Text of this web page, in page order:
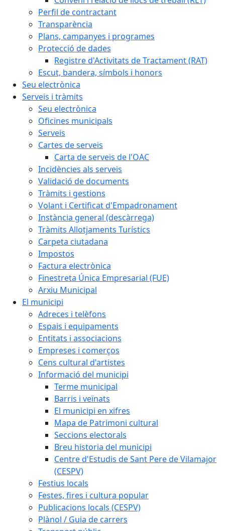
Perfil de contractant
Transparència
Plans, campanyes i programes
Protecció de dades
Registre d'Activitats de Tractament (RAT)
Escut, bandera, símbols i honors
Seu electrònica
Serveis i tràmits
Seu electrònica
Oficines municipals
Serveis
Cartes de serveis
Carta de serveis de l'OAC
Incidències als serveis
Validació de documents
Tràmits i gestions
Volant i Certificat d'Empadronament
Instància general (descàrrega)
Tràmits Allotjaments Turístics
Carpeta ciutadana
Impostos
Factura electrònica
Finestreta Única Empresarial (FUE)
Arxiu Municipal
El municipi
Adreces i telèfons
Espais i equipaments
Entitats i associacions
Empreses i comerços
Cens cultural d'artistes
Informació del municipi
Terme municipal
Barris i veïnats
El municipi en xifres
Mapa de Patrimoni cultural
Seccions electorals
Breu historia del municipi
Centre d'Estudis de Sant Pere de Vilamajor
(CESPV)
Festius locals
Festes, fires i cultura popular
Publicacions locals (CESPV)
Plànol / Guia de carrers